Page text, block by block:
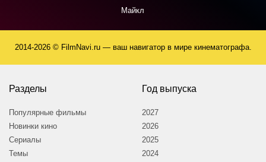
Майкл
2014-2026 © FilmNavi.ru — ваш навигатор в мире кинематографа.
Разделы
Популярные фильмы
Новинки кино
Сериалы
Темы
Год выпуска
2027
2026
2025
2024